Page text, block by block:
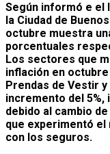
Según informó e el
la Ciudad de
octubre muestra
porcentuales
Los sectores que
inflación en
Prendas de Vestir
incremento del
debido al cambio
que experimentó el
con los seguros.